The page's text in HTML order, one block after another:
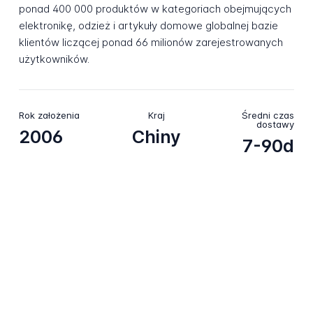
ponad 400 000 produktów w kategoriach obejmujących
elektronikę, odzież i artykuły domowe globalnej bazie
klientów liczącej ponad 66 milionów zarejestrowanych
użytkowników.
Rok założenia
2006
Kraj
Chiny
Średni czas
dostawy
7-90d